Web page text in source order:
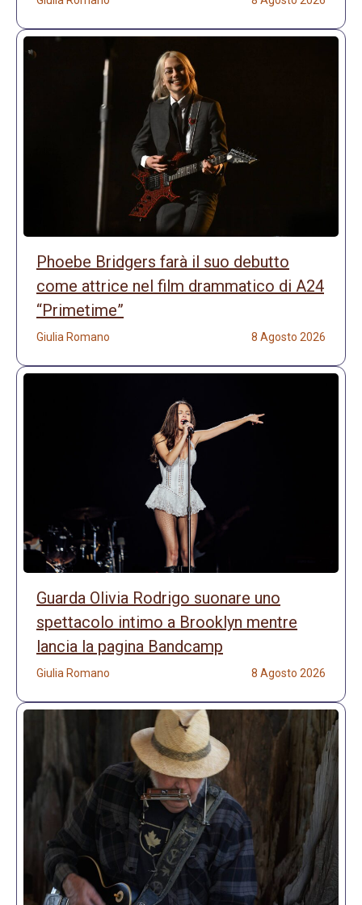
Phoebe Bridgers farà il suo debutto
come attrice nel film drammatico di A24
“Primetime”
Giulia Romano 8 Agosto 2026
Guarda Olivia Rodrigo suonare uno
spettacolo intimo a Brooklyn mentre
lancia la pagina Bandcamp
Giulia Romano 8 Agosto 2026